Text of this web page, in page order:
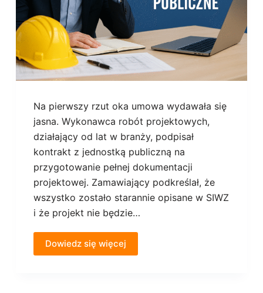
Na pierwszy rzut oka umowa wydawała się
jasna. Wykonawca robót projektowych,
działający od lat w branży, podpisał
kontrakt z jednostką publiczną na
przygotowanie pełnej dokumentacji
projektowej. Zamawiający podkreślał, że
wszystko zostało starannie opisane w SIWZ
i że projekt nie będzie…
Dowiedz się więcej